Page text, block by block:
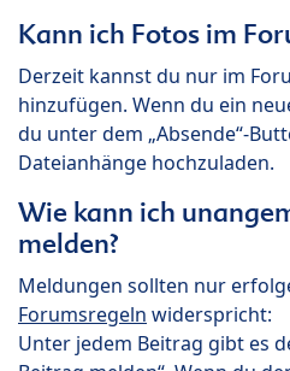
Kann ich Fotos im
Derzeit kannst du nur im
hinzufügen. Wenn du ein
du unter dem „Absende“-
Dateianhänge hochzuladen.
Wie kann ich
melden?
Meldungen sollten nur
Forumsregeln widerspricht:
Unter jedem Beitrag gibt es